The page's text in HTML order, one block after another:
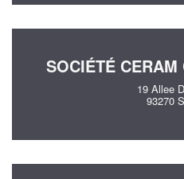
SOCIÉTÉ
19 Allee
93270